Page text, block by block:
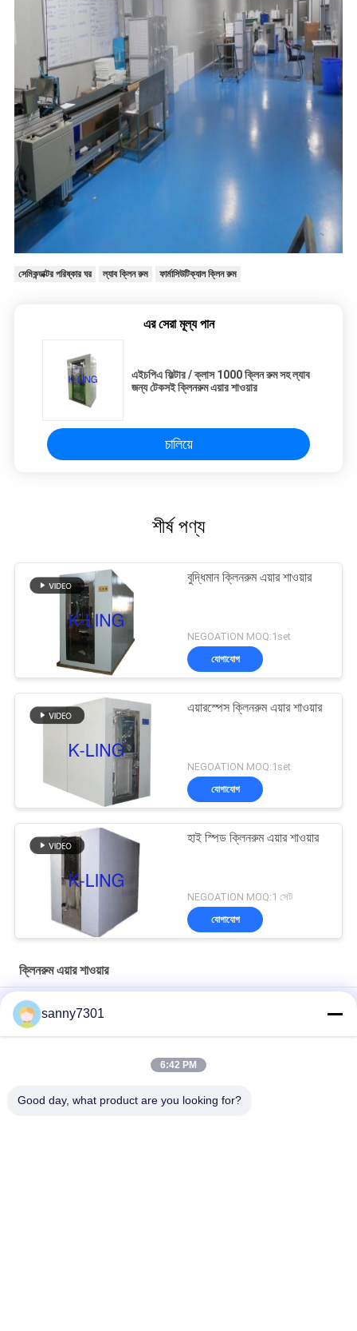
সেমিকন্ডাক্টর পরিষ্কার ঘর ল্যাব ক্লিন রুম ফার্মাসিউটিক্যাল ক্লিন রুম
এর সেরা মূল্য পান
এইচপিএ ফিল্টার / ক্লাস 1000 ক্লিন রুম সহ ল্যাব
জন্য টেকসই ক্লিনরুম এয়ার শাওয়ার
চালিয়ে
শীর্ষ পণ্য
বুদ্ধিমান ক্লিনরুম এয়ার শাওয়ার
NEGOATION MOQ:1set
যোগাযোগ
এয়ারস্পেস ক্লিনরুম এয়ার শাওয়ার
NEGOATION MOQ:1set
যোগাযোগ
হাই স্পিড ক্লিনরুম এয়ার শাওয়ার
NEGOATION MOQ:1 সেট
যোগাযোগ
ক্লিনরুম এয়ার শাওয়ার
ওয়্যারলেস প্রেস সুইচ 380V 50HZ সহ বৈদ্যুতিক ক্লিনরুম এয়ার শাওয়ার
ক্লিনরুম প্রকল্পের জন্য স্টেইনলেস স্টিল প্লেট মডুলার এয়ার শাওয়ার
সিই এবং রোএইচএস এয়ার ফ্লো 1300 এম 3 / এইচ সহ অটোমেটেড স্লাইডিং ডোর
sanny7301
6:42 PM
Good day, what product are you looking for?